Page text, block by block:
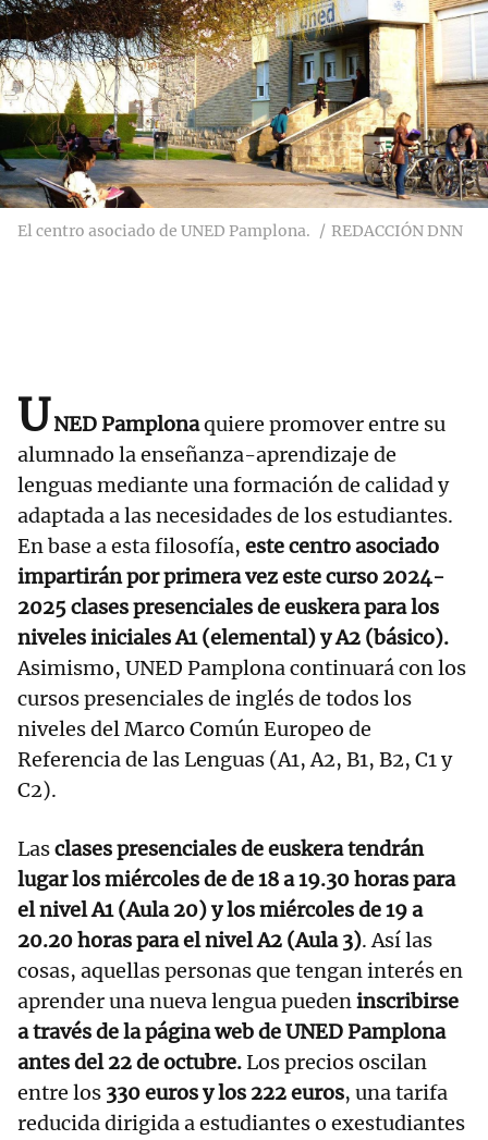
El centro asociado de UNED Pamplona. REDACCIÓN DNN
UNED Pamplonaquiere promover entre su
alumnado la enseñanza-aprendizaje de
lenguas mediante una formación de calidad y
adaptada a las necesidades de los estudiantes.
En base a esta filosofía, este centro asociado
impartirán por primera vez este curso 2024-
2025 clases presenciales de euskera para los
niveles iniciales A1 (elemental) y A2 (básico).
Asimismo, UNED Pamplona continuará con los
cursos presenciales de inglés de todos los
niveles del Marco Común Europeo de
Referencia de las Lenguas (A1, A2, B1, B2, C1 y
C2).
Lasclases presenciales de euskera tendrán
lugar los miércoles de de 18 a 19.30 horas para
el nivel A1 (Aula 20) y los miércoles de 19 a
20.20 horas para el nivel A2 (Aula 3). Así las
cosas, aquellas personas que tengan interés en
aprender una nueva lengua puedeninscribirse
a través de la página web de UNED Pamplona
antes del 22 de octubre.Los precios oscilan
entre los 330 euros y los 222 euros, una tarifa
reducida dirigida a estudiantes o exestudiantes